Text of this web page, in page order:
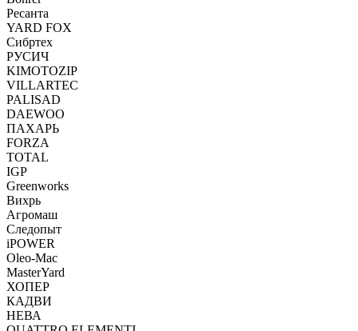
Ресанта
YARD FOX
Сибртех
РУСИЧ
KIMOTOZIP
VILLARTEC
PALISAD
DAEWOO
ПАХАРЬ
FORZA
TOTAL
IGP
Greenworks
Вихрь
Агромаш
Следопыт
iPOWER
Oleo-Mac
MasterYard
ХОПЕР
КАДВИ
НЕВА